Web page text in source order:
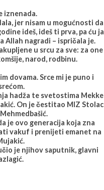
iznenada.
jer nisam u mogućnosti da
ideš, ideš ti prva, pa ću ja
Allah nagradi – ispričala je.
u srcu za sve: za one
narod, rodbinu.
dovama. Srce mi je puno i
hadža te svetostima Mekke
On je čestitao MIZ Stolac
je ovo generacija koja zna
vakuf i prenijeti emanet na
je njihov saputnik, glavni